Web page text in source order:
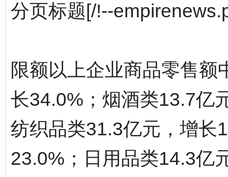
分页标题[/!--
限额以上企业商品零售
长34.0%；烟酒类13.7亿
纺织品类31.3亿元，增长
23.0%；日用品类14.3亿